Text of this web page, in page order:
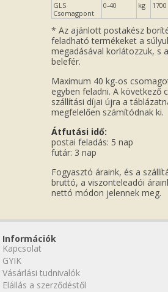
GLS
Csomagpont
0-40 kg 1700
* Az ajánlott postakész
feladható termékeket a
megadásával korlátozzuk, s
belefér.
Maximum 40 kg-os
egyben feladni. A következő
szállítási díjai újra a
megfelelően számítódnak ki.
Átfutási idő:
postai feladás: 5 nap
futár: 3 nap
Fogyasztó áraink, és a
bruttó, a viszonteleadói
nettó módon jelennek meg.
Információk
Kapcsolat
GYIK
Vásárlási tudnivalók
Elállás a szerződéstől